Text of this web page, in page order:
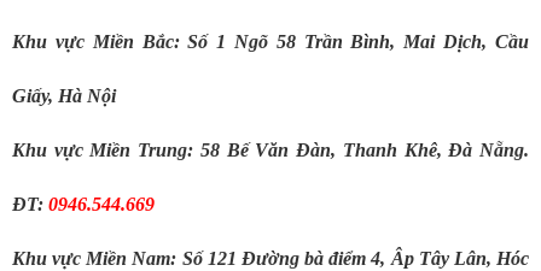
Khu vực Miền Bắc: Số 1 Ngõ 58 Trần Bình, Mai Dịch, Cầu
Giấy, Hà Nội
Khu vực Miền Trung: 58 Bế Văn Đàn, Thanh Khê, Đà Nẵng.
ĐT: 0946.544.669
Khu vực Miền Nam: Số 121 Đường bà điểm 4, Âp Tây Lân, Hóc